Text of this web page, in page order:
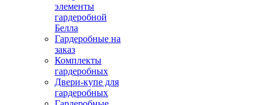
элементы
гардеробной
Белла
Гардеробные на
заказ
Комплекты
гардеробных
Двери-купе для
гардеробных